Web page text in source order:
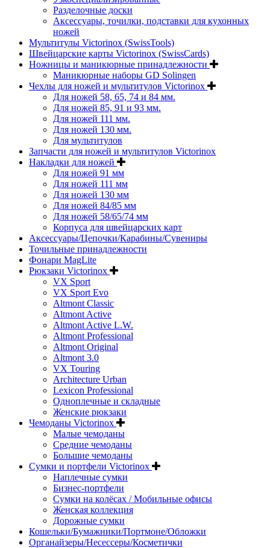
Разделочные доски
Аксессуары, точилки, подставки для кухонных
ножей
Мультитулы Victorinox (SwissTools)
Швейцарские карты Victorinox (SwissCards)
Ножницы и маникюрные принадлежности
Маникюрные наборы GD Solingen
Чехлы для ножей и мультитулов Victorinox
Для ножей 58, 65, 74 и 84 мм.
Для ножей 85, 91 и 93 мм.
Для ножей 111 мм.
Для ножей 130 мм.
Для мультитулов
Запчасти для ножей и мультитулов Victorinox
Накладки для ножей
Для ножей 91 мм
Для ножей 111 мм
Для ножей 130 мм
Для ножей 84/85 мм
Для ножей 58/65/74 мм
Корпуса для швейцарских карт
Аксессуары/Цепочки/Карабины/Сувениры
Точильные принадлежности
Фонари MagLite
Рюкзаки Victorinox
VX Sport
VX Sport Evo
Altmont Classic
Altmont Active
Altmont Active L.W.
Altmont Professional
Altmont Original
Altmont 3.0
VX Touring
Architecture Urban
Lexicon Professional
Одноплечные и складные
Женские рюкзаки
Чемоданы Victorinox
Малые чемоданы
Средние чемоданы
Большие чемоданы
Сумки и портфели Victorinox
Наплечные сумки
Бизнес-портфели
Сумки на колёсах / Мобильные офисы
Женская коллекция
Дорожные сумки
Кошельки/Бумажники/Портмоне/Обложки
Органайзеры/Несессеры/Косметички